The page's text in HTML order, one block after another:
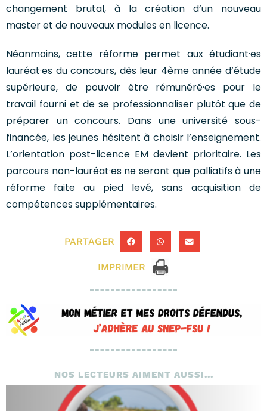
changement brutal, à la création d’un nouveau
master et de nouveaux modules en licence.
Néanmoins, cette réforme permet aux étudiant·es
lauréat·es du concours, dès leur 4ème année d’étude
supérieure, de pouvoir être rémunéré·es pour le
travail fourni et de se professionnaliser plutôt que de
préparer un concours. Dans une université sous-
financée, les jeunes hésitent à choisir l’enseignement.
L’orientation post-licence EM devient prioritaire. Les
parcours non-lauréat·es ne seront que palliatifs à une
réforme faite au pied levé, sans acquisition de
compétences supplémentaires.
PARTAGER
IMPRIMER
NOS LECTEURS AIMENT AUSSI...